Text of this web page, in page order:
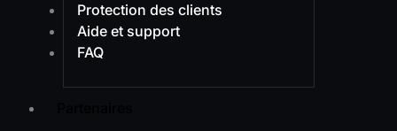
Protection des clients
Aide et support
FAQ